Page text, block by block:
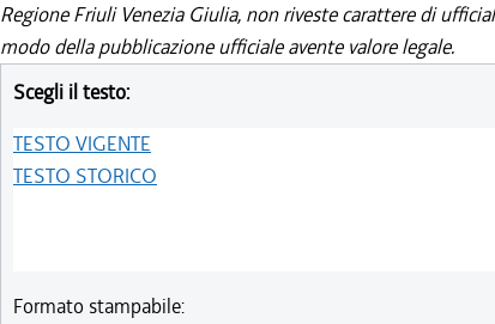
Regione Friuli Venezia Giulia, non riveste carattere di
modo della pubblicazione ufficiale avente valore legale.
Scegli il testo:
TESTO VIGENTE
TESTO STORICO
Formato stampabile: